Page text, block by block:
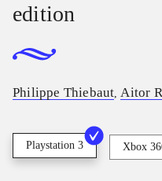
edition
Philippe Thiebaut Aitor
Playstation 3 Xbox